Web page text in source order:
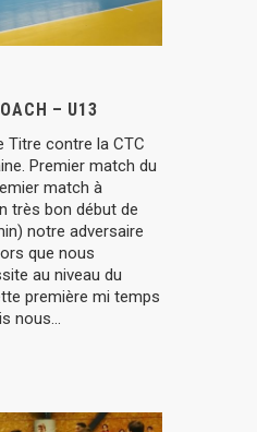
– U13
Titre contre la CTC
Premier match du
match à
très bon début de
notre adversaire
que nous
au niveau du
première mi temps
nous...